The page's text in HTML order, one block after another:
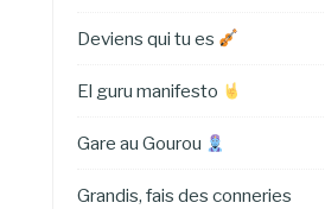
Deviens qui tu es
El guru manifesto
Gare au Gourou
Grandis, fais des conneries